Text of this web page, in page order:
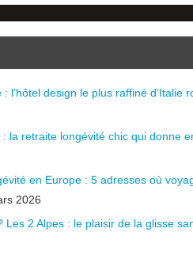
l’hôtel design le plus raffiné d’Italie
la retraite longévité chic qui donne
en Europe : 5 adresses où
2026
Les 2 Alpes : le plaisir de la glisse